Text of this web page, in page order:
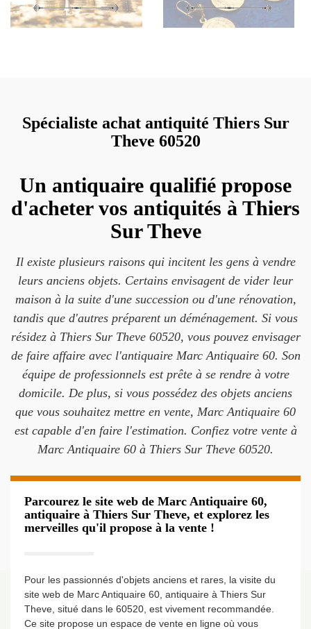
Spécialiste achat antiquité Thiers Sur
Theve 60520
Un antiquaire qualifié propose
d'acheter vos antiquités à Thiers
Sur Theve
Il existe plusieurs raisons qui incitent les gens à vendre
leurs anciens objets. Certains envisagent de vider leur
maison à la suite d'une succession ou d'une rénovation,
tandis que d'autres préparent un déménagement. Si vous
résidez à Thiers Sur Theve 60520, vous pouvez envisager
de faire affaire avec l'antiquaire Marc Antiquaire 60. Son
équipe de professionnels est prête à se rendre à votre
domicile. De plus, si vous possédez des objets anciens
que vous souhaitez mettre en vente, Marc Antiquaire 60
est capable d'en faire l'estimation. Confiez votre vente à
Marc Antiquaire 60 à Thiers Sur Theve 60520.
Parcourez le site web de Marc Antiquaire 60,
antiquaire à Thiers Sur Theve, et explorez les
merveilles qu'il propose à la vente !
Pour les passionnés d'objets anciens et rares, la visite du
site web de Marc Antiquaire 60, antiquaire à Thiers Sur
Theve, situé dans le 60520, est vivement recommandée.
Ce site propose un espace de vente en ligne où vous